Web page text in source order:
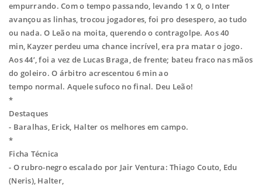
empurrando. Com o tempo passando, levando 1 x 0, o Inter
avançou as linhas, trocou jogadores, foi pro desespero, ao tudo
ou nada. O Leão na moita, querendo o contragolpe. Aos 40
min, Kayzer perdeu uma chance incrível, era pra matar o jogo.
Aos 44’, foi a vez de Lucas Braga, de frente; bateu fraco nas mãos
do goleiro. O árbitro acrescentou 6 min ao
tempo normal. Aquele sufoco no final. Deu Leão!
*
Destaques
- Baralhas, Erick, Halter os melhores em campo.
*
Ficha Técnica
- O rubro-negro escalado por Jair Ventura: Thiago Couto, Edu
(Neris), Halter,